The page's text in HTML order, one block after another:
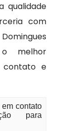
qualidade
com
melhor
contato e
contato
para